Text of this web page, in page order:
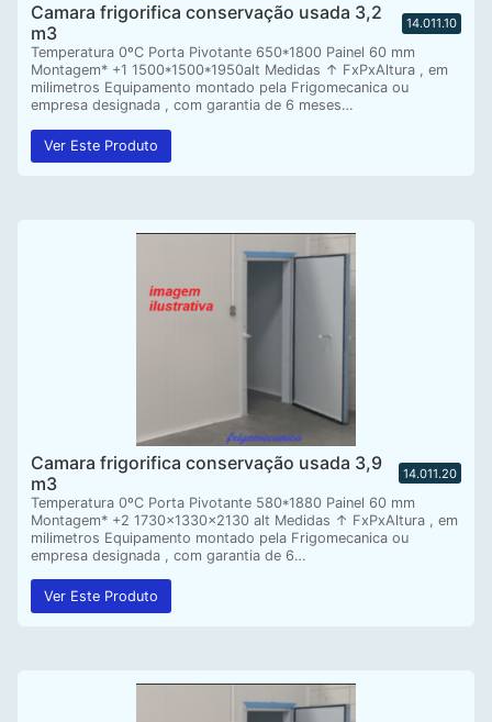
Camara frigorifica conservação usada 3,2
m3
14.011.10
Temperatura 0ºC Porta Pivotante 650*1800 Painel 60 mm
Montagem* +1 1500*1500*1950alt Medidas ↑ FxPxAltura , em
milimetros Equipamento montado pela Frigomecanica ou
empresa designada , com garantia de 6 meses…
Ver Este Produto
Camara frigorifica conservação usada 3,9
m3
14.011.20
Temperatura 0ºC Porta Pivotante 580*1880 Painel 60 mm
Montagem* +2 1730x1330x2130 alt Medidas ↑ FxPxAltura , em
milimetros Equipamento montado pela Frigomecanica ou
empresa designada , com garantia de 6…
Ver Este Produto